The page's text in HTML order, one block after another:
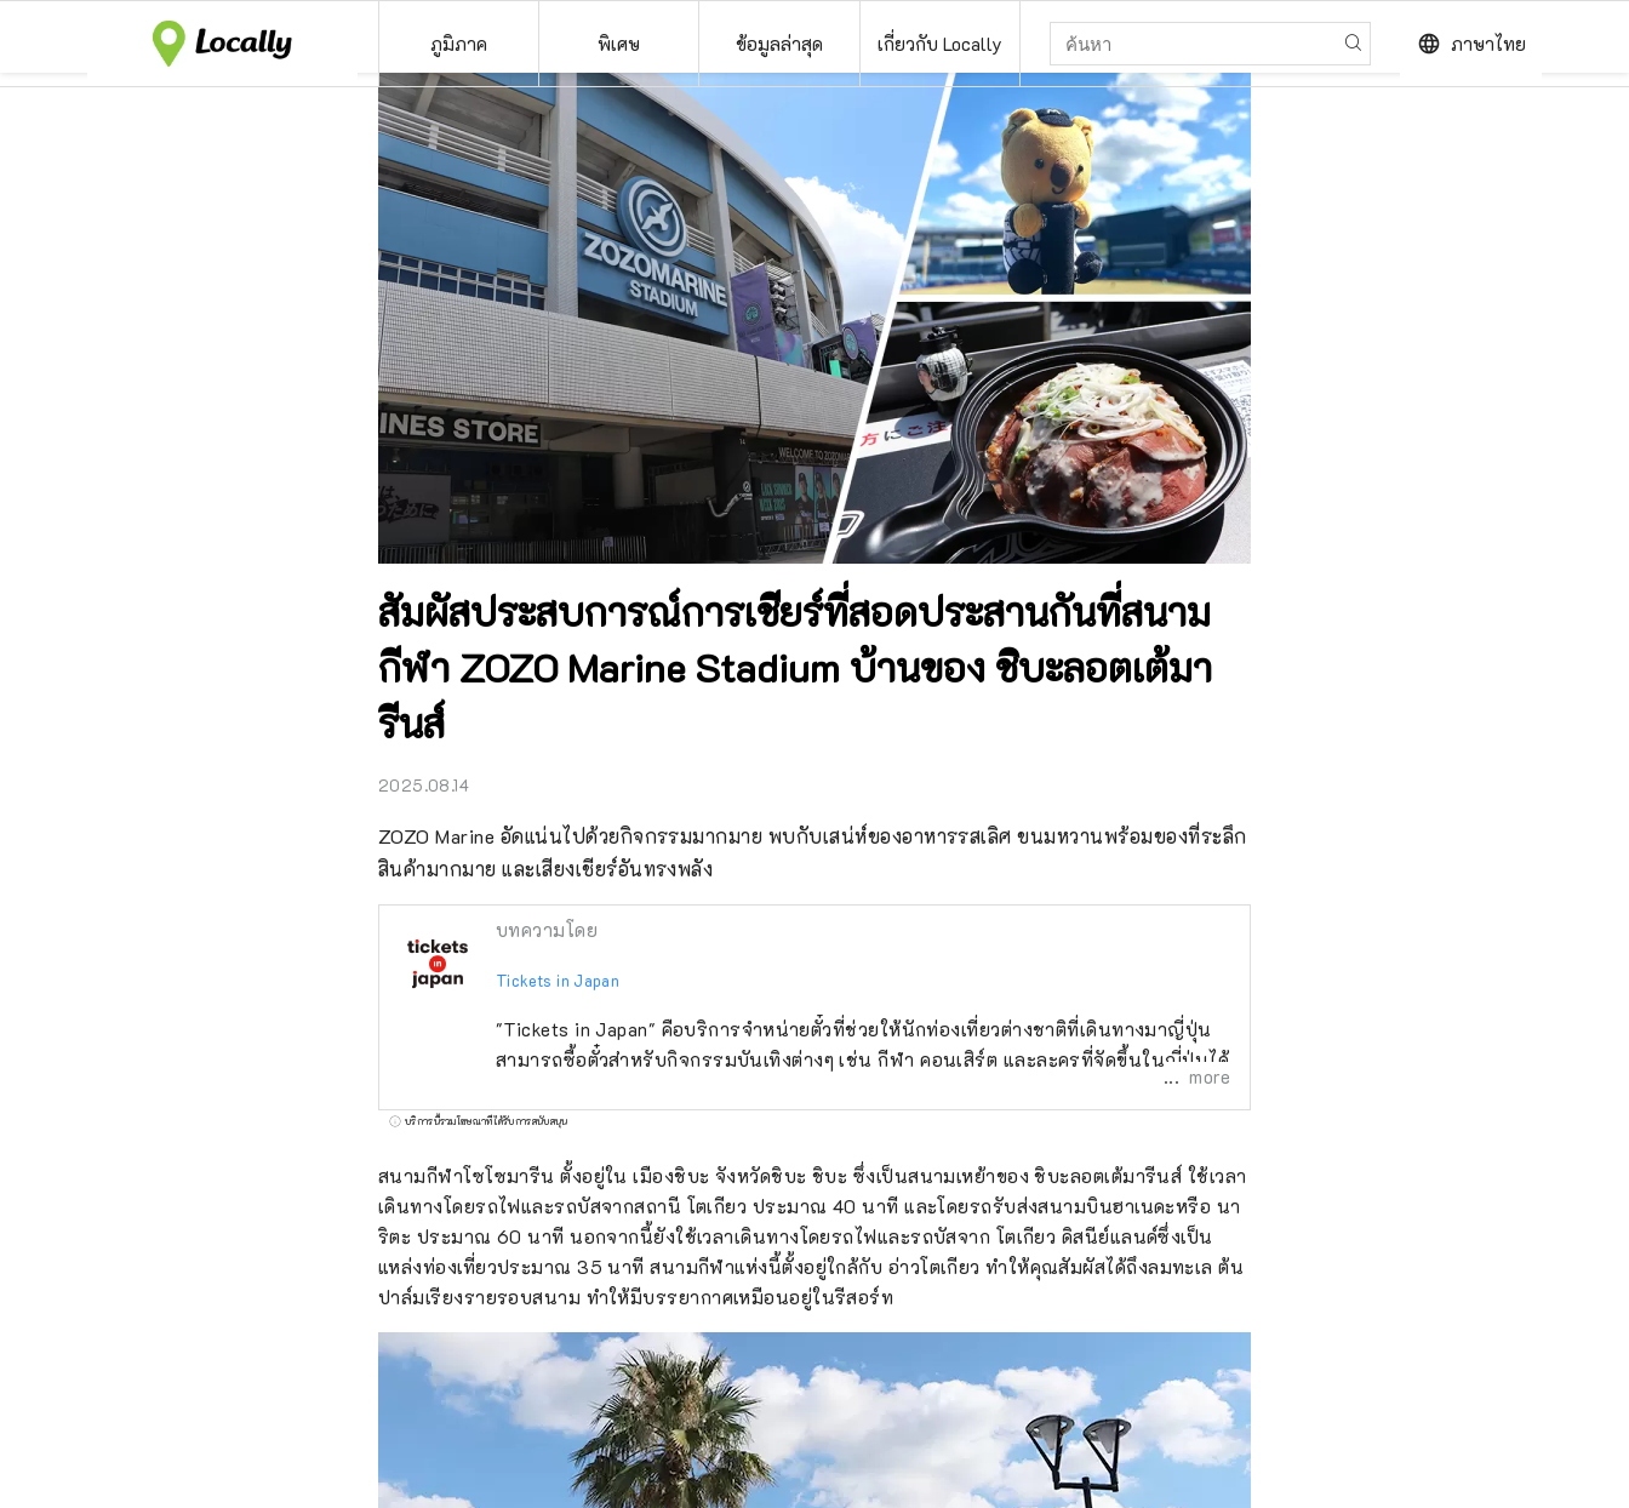
ภูมิภาค พิเศษ ข้อมูลล่าสุด เกี่ยวกับ Locally language ภาษาไทย
สัมผัสประสบการณ์การเชียร์ที่สอดประสานกันที่สนาม
กีฬา ZOZO Marine Stadium บ้านของ ชิบะลอตเต้มา
รีนส์
2025.08.14
ZOZO Marine อัดแน่นไปด้วยกิจกรรมมากมาย พบกับเสน่ห์ของอาหารรสเลิศ ขนมหวานพร้อมของที่ระลึก
สินค้ามากมาย และเสียงเชียร์อันทรงพลัง
บทความโดย
Tickets in Japan
"Tickets in Japan" คือบริการจำหน่ายตั๋วที่ช่วยให้นักท่องเที่ยวต่างชาติที่เดินทางมาญี่ปุ่น
สามารถซื้อตั๋วสำหรับกิจกรรมบันเทิงต่างๆ เช่น กีฬา คอนเสิร์ต และละครที่จัดขึ้นในญี่ปุ่นได้
more
บริการนี้รวมโฆษณาที่ได้รับการสนับสนุน
สนามกีฬาโซโซมารีน ตั้งอยู่ใน เมืองชิบะ จังหวัดชิบะ ชิบะ ซึ่งเป็นสนามเหย้าของ ชิบะลอตเต้มารีนส์ ใช้เวลา
เดินทางโดยรถไฟและรถบัสจากสถานี โตเกียว ประมาณ 40 นาที และโดยรถรับส่งสนามบินฮาเนดะหรือ นา
ริตะ ประมาณ 60 นาที นอกจากนี้ยังใช้เวลาเดินทางโดยรถไฟและรถบัสจาก โตเกียว ดิสนีย์แลนด์ซึ่งเป็น
แหล่งท่องเที่ยวประมาณ 35 นาที สนามกีฬาแห่งนี้ตั้งอยู่ใกล้กับ อ่าวโตเกียว ทำให้คุณสัมผัสได้ถึงลมทะเล ต้น
ปาล์มเรียงรายรอบสนาม ทำให้มีบรรยากาศเหมือนอยู่ในรีสอร์ท